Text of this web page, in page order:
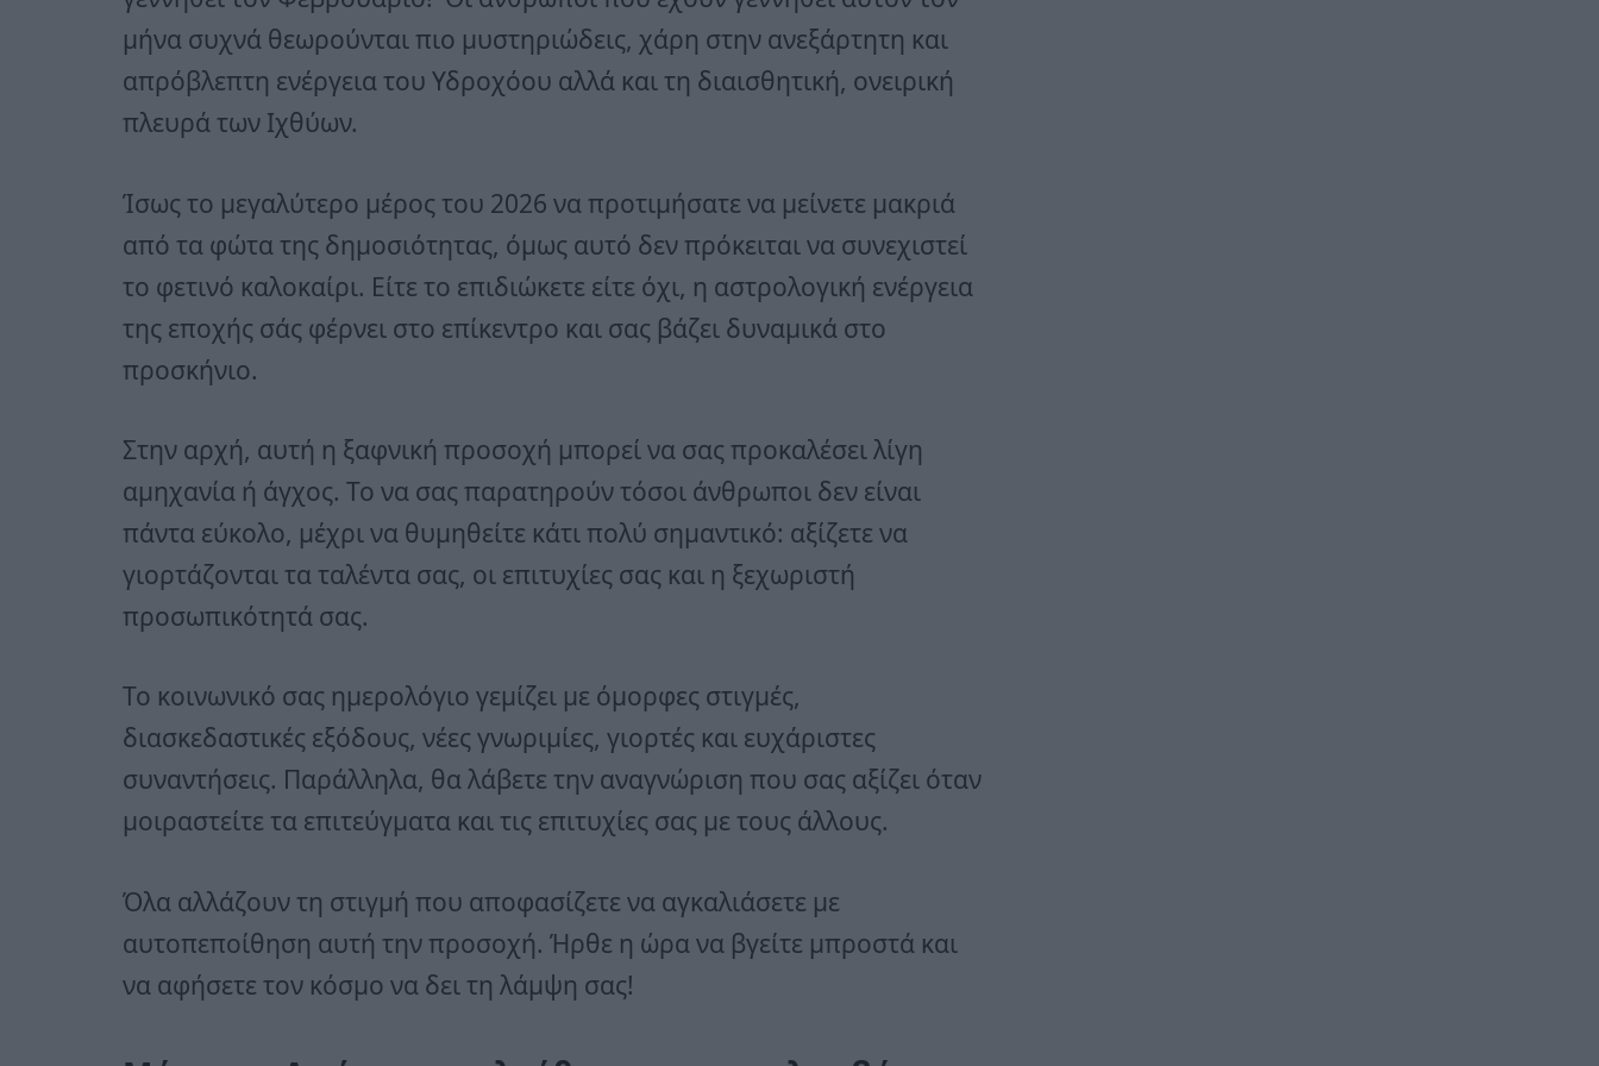
μήνα συχνά θεωρούνται πιο μυστηριώδεις, χάρη στην ανεξάρτητη και
απρόβλεπτη ενέργεια του Υδροχόου αλλά και τη διαισθητική, ονειρική
πλευρά των Ιχθύων.
Ίσως το μεγαλύτερο μέρος του 2026 να προτιμήσατε να μείνετε μακριά
από τα φώτα της δημοσιότητας, όμως αυτό δεν πρόκειται να συνεχιστεί
το φετινό καλοκαίρι. Είτε το επιδιώκετε είτε όχι, η αστρολογική ενέργεια
της εποχής σάς φέρνει στο επίκεντρο και σας βάζει δυναμικά στο
προσκήνιο.
Στην αρχή, αυτή η ξαφνική προσοχή μπορεί να σας προκαλέσει λίγη
αμηχανία ή άγχος. Το να σας παρατηρούν τόσοι άνθρωποι δεν είναι
πάντα εύκολο, μέχρι να θυμηθείτε κάτι πολύ σημαντικό: αξίζετε να
γιορτάζονται τα ταλέντα σας, οι επιτυχίες σας και η ξεχωριστή
προσωπικότητά σας.
Το κοινωνικό σας ημερολόγιο γεμίζει με όμορφες στιγμές,
διασκεδαστικές εξόδους, νέες γνωριμίες, γιορτές και ευχάριστες
συναντήσεις. Παράλληλα, θα λάβετε την αναγνώριση που σας αξίζει όταν
μοιραστείτε τα επιτεύγματα και τις επιτυχίες σας με τους άλλους.
Όλα αλλάζουν τη στιγμή που αποφασίζετε να αγκαλιάσετε με
αυτοπεποίθηση αυτή την προσοχή. Ήρθε η ώρα να βγείτε μπροστά και
να αφήσετε τον κόσμο να δει τη λάμψη σας!